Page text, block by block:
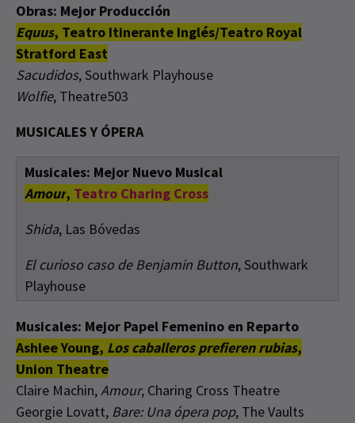
Obras: Mejor Producción
Equus, Teatro Itinerante Inglés/Teatro Royal
Stratford East
Sacudidos, Southwark Playhouse
Wolfie, Theatre503
MUSICALES Y ÓPERA
Musicales: Mejor Nuevo Musical
Amour, Teatro Charing Cross
Shida, Las Bóvedas
El curioso caso de Benjamin Button, Southwark
Playhouse
Musicales: Mejor Papel Femenino en Reparto
Ashlee Young, Los caballeros prefieren rubias,
Union Theatre
Claire Machin,Amour, Charing Cross Theatre
Georgie Lovatt, Bare: Una ópera pop, The Vaults